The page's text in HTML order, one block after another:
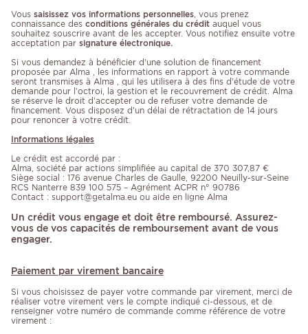
Vous saisissez vos informations personnelles, vous prenez
connaissance des conditions générales du crédit auquel vous
souhaitez souscrire avant de les accepter. Vous notifiez ensuite votre
acceptation par signature électronique.
Si vous demandez à bénéficier d’une solution de financement
proposée par Alma , les informations en rapport à votre commande
seront transmises à Alma , qui les utilisera à des fins d’étude de votre
demande pour l’octroi, la gestion et le recouvrement de crédit. Alma
se réserve le droit d’accepter ou de refuser votre demande de
financement. Vous disposez d’un délai de rétractation de 14 jours
pour renoncer à votre crédit.
Informations légales
Le crédit est accordé par :
Alma, société par actions simplifiée au capital de 370 307,87 €
Siège social : 176 avenue Charles de Gaulle, 92200 Neuilly-sur-Seine
RCS Nanterre 839 100 575 – Agrément ACPR n° 90786
Contact : support@getalma.eu ou aide en ligne Alma
Un crédit vous engage et doit être remboursé. Assurez-
vous de vos capacités de remboursement avant de vous
engager.
Paiement par virement bancaire
Si vous choisissez de payer votre commande par virement, merci de
réaliser votre virement vers le compte indiqué ci-dessous, et de
renseigner votre numéro de commande comme référence de votre
virement :